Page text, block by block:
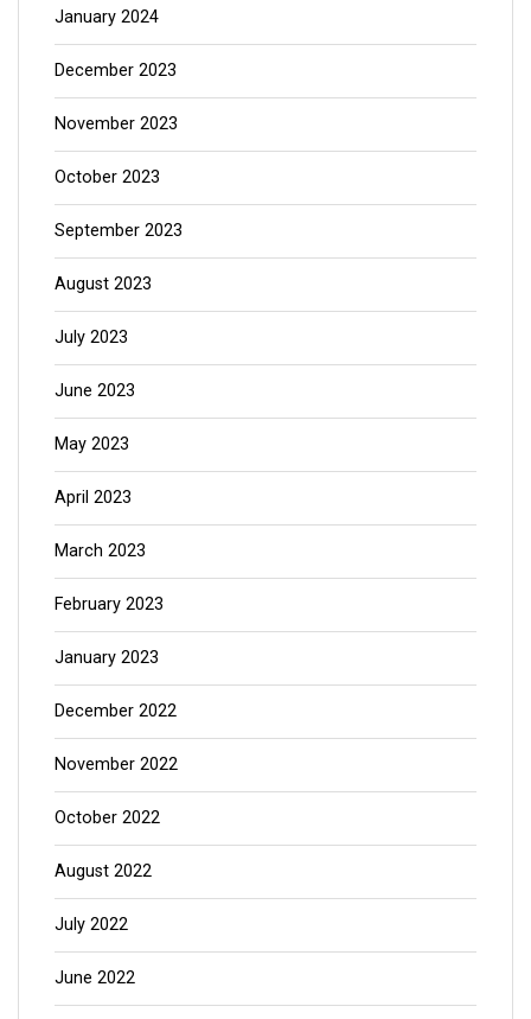
January 2024
December 2023
November 2023
October 2023
September 2023
August 2023
July 2023
June 2023
May 2023
April 2023
March 2023
February 2023
January 2023
December 2022
November 2022
October 2022
August 2022
July 2022
June 2022